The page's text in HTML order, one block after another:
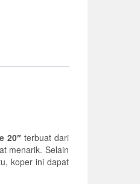
20″ terbuat dari
menarik. Selain
koper ini dapat